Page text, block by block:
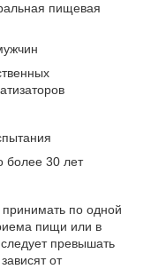
пищевая
более 30 лет
по одной
пищи или в
превышать
от